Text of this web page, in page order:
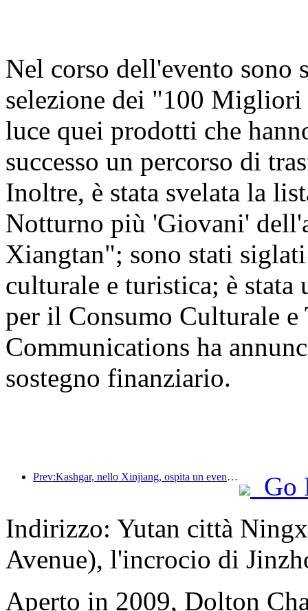
Nel corso dell'evento
selezione dei "100
luce quei prodotti che
successo un percorso di
Inoltre, è stata svelata la
Notturno più 'Giovani'
Xiangtan"; sono stati
culturale e turistica; è
per il Consumo Culturale
Communications ha
sostegno finanziario.
Prev:Kashgar, nello Xinjiang, ospita un evento di promozione turistica per favorire lo scambio interetnico.
Go
Indirizzo: Yutan città
Avenue), l'incrocio di
Aperto in 2009, Dolton